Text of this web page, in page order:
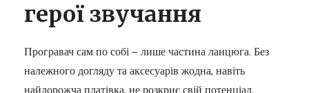
герої звучання
Програвач сам по собі — лише частина ланцюга. Без
належного догляду та аксесуарів жодна, навіть